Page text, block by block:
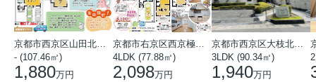
- (107.46㎡)
1,880万円
4LDK (77.88㎡)
2,098万円
3LDK (90.34㎡)
1,940万円